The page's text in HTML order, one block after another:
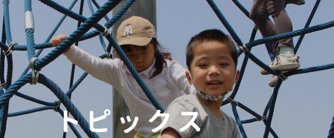
トピックス